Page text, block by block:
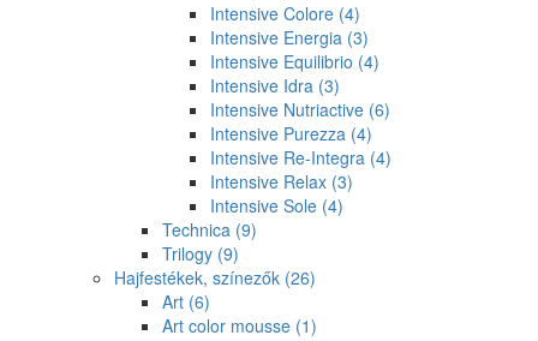
Intensive Colore (4)
Intensive Energia (3)
Intensive Equilibrio (4)
Intensive Idra (3)
Intensive Nutriactive (6)
Intensive Purezza (4)
Intensive Re-Integra (4)
Intensive Relax (3)
Intensive Sole (4)
Technica (9)
Trilogy (9)
Hajfestékek, színezők (26)
Art (6)
Art color mousse (1)